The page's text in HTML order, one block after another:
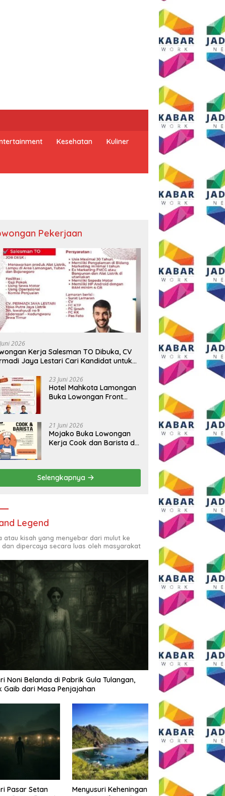
Kesehatan Kuliner
Pekerjaan
2026
Kerja Salesman TO Dibuka, CV
Jaya Lestari Cari Kandidat untuk
23 Juni 2026
Hotel Mahkota Lamongan
Buka Lowongan Front
Syaratnya
21 Juni 2026
Mojako Buka Lowongan
Kerja Cook dan Barista di
Selengkapnya
Legend
atau kisah yang menyebar dari mulut ke
dan dipercaya secara luas oleh masyarakat
Noni Belanda di Pabrik Gula Tulangan,
Gaib dari Masa Penjajahan
Pasar Setan
Menyusuri Keheningan